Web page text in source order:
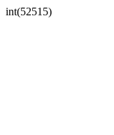
int(52515)